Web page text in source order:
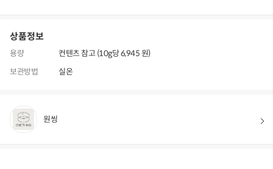
상품정보
용량
컨텐츠 참고 (10g당 6,945 원)
보관방법
실온
원씽